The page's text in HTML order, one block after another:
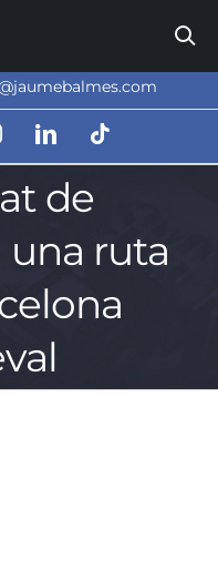
InstagramLinkedInTiktok
de
una ruta